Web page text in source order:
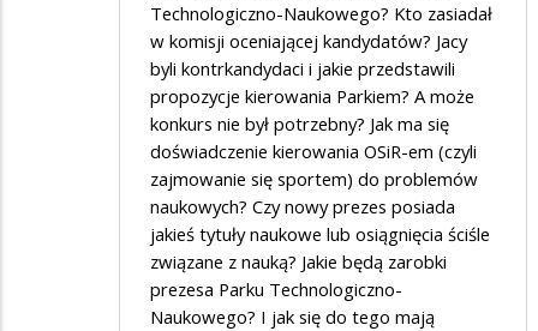
Technologiczno-Naukowego? Kto zasiadał
w komisji oceniającej kandydatów? Jacy
byli kontrkandydaci i jakie przedstawili
propozycje kierowania Parkiem? A może
konkurs nie był potrzebny? Jak ma się
doświadczenie kierowania OSiR-em (czyli
zajmowanie się sportem) do problemów
naukowych? Czy nowy prezes posiada
jakieś tytuły naukowe lub osiągnięcia ściśle
związane z nauką? Jakie będą zarobki
prezesa Parku Technologiczno-
Naukowego? I jak się do tego mają